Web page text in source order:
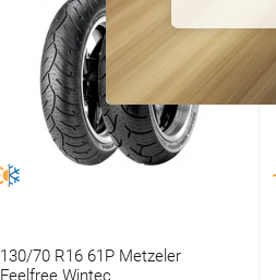
130/70 R16 61P Metzeler
Feelfree Wintec